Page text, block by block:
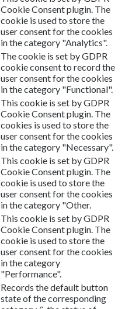
Cookie Consent plugin. The
cookie is used to store the
user consent for the cookies
in the category "Analytics".
The cookie is set by GDPR
cookie consent to record the
user consent for the cookies
in the category "Functional".
This cookie is set by GDPR
Cookie Consent plugin. The
cookies is used to store the
user consent for the cookies
in the category "Necessary".
This cookie is set by GDPR
Cookie Consent plugin. The
cookie is used to store the
user consent for the cookies
in the category "Other.
This cookie is set by GDPR
Cookie Consent plugin. The
cookie is used to store the
user consent for the cookies
in the category
"Performance".
Records the default button
state of the corresponding